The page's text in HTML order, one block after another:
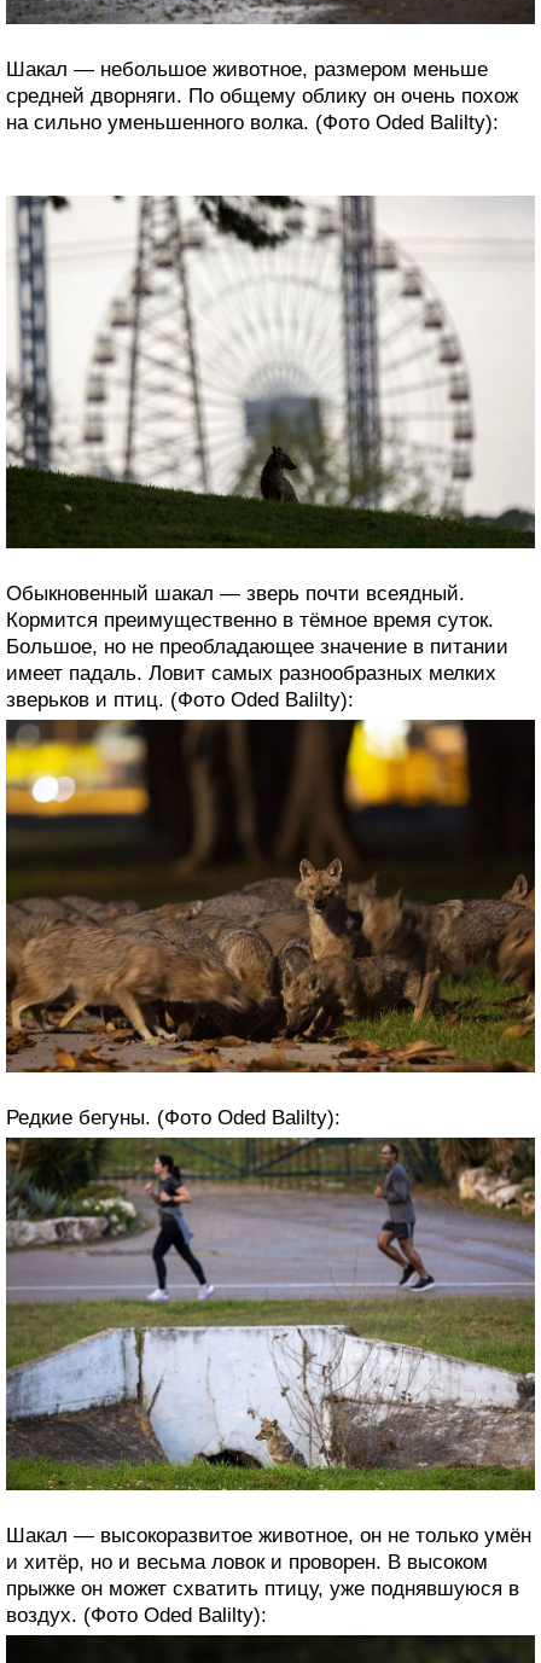
Шакал — небольшое животное, размером меньше
средней дворняги. По общему облику он очень похож
на сильно уменьшенного волка. (Фото Oded Balilty):
Обыкновенный шакал — зверь почти всеядный.
Кормится преимущественно в тёмное время суток.
Большое, но не преобладающее значение в питании
имеет падаль. Ловит самых разнообразных мелких
зверьков и птиц. (Фото Oded Balilty):
Редкие бегуны. (Фото Oded Balilty):
Шакал — высокоразвитое животное, он не только умён
и хитёр, но и весьма ловок и проворен. В высоком
прыжке он может схватить птицу, уже поднявшуюся в
воздух. (Фото Oded Balilty):